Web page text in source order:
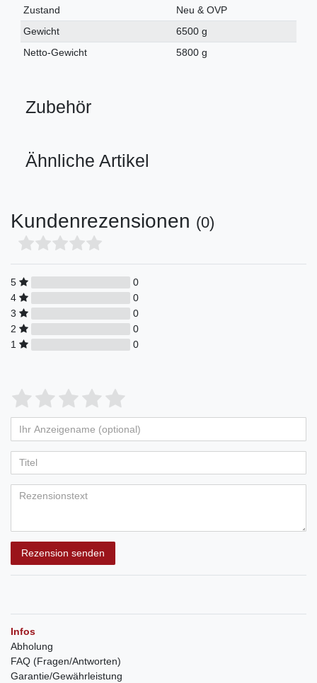
Zustand
Neu & OVP
Gewicht
6500 g
Netto-Gewicht
5800 g
Zubehör
Ähnliche Artikel
Kundenrezensionen (0)
5
0
4
0
3
0
2
0
1
0
Rezension senden
Infos
Abholung
FAQ (Fragen/Antworten)
Garantie/Gewährleistung